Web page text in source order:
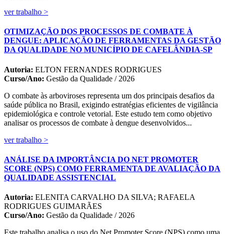
ver trabalho >
OTIMIZAÇÃO DOS PROCESSOS DE COMBATE À
DENGUE: APLICAÇÃO DE FERRAMENTAS DA GESTÃO
DA QUALIDADE NO MUNICÍPIO DE CAFELÂNDIA-SP
Autoria: ELTON FERNANDES RODRIGUES
Curso/Ano: Gestão da Qualidade / 2026
O combate às arboviroses representa um dos principais desafios da
saúde pública no Brasil, exigindo estratégias eficientes de vigilância
epidemiológica e controle vetorial. Este estudo tem como objetivo
analisar os processos de combate à dengue desenvolvidos...
ver trabalho >
ANÁLISE DA IMPORTÂNCIA DO NET PROMOTER
SCORE (NPS) COMO FERRAMENTA DE AVALIAÇÃO DA
QUALIDADE ASSISTENCIAL
Autoria: ELENITA CARVALHO DA SILVA; RAFAELA
RODRIGUES GUIMARÃES
Curso/Ano: Gestão da Qualidade / 2026